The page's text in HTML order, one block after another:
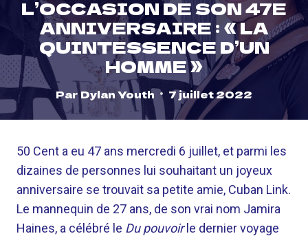
L’OCCASION DE SON 47E
ANNIVERSAIRE : « LA
QUINTESSENCE D’UN
HOMME »
ParDylan Youth 7 juillet 2022
50 Cent a eu 47 ans mercredi 6 juillet, et parmi les
dizaines de personnes lui souhaitant un joyeux
anniversaire se trouvait sa petite amie, Cuban Link.
Le mannequin de 27 ans, de son vrai nom Jamira
Haines, a célébré le Du pouvoirle dernier voyage